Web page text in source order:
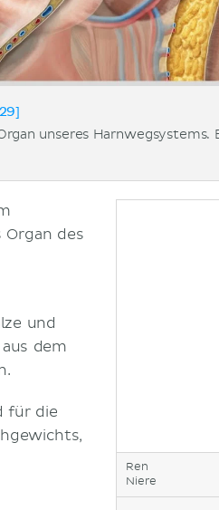
unseres Harnwegsystems.
Ren
Niere
des
und
dem
für die